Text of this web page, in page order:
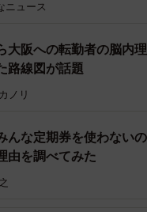
急今津線）」が8位に
ニュース
大阪への転勤者の脳内
路線図が話題
ノリ
んな定期券を使わない
由を調べてみた